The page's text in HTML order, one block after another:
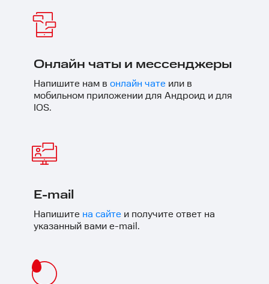
Онлайн чаты и мессенджеры
Напишите нам в онлайн чате или в
мобильном приложении для Андроид и для
IOS.
E-mail
Напишите на сайте и получите ответ на
указанный вами e-mail.